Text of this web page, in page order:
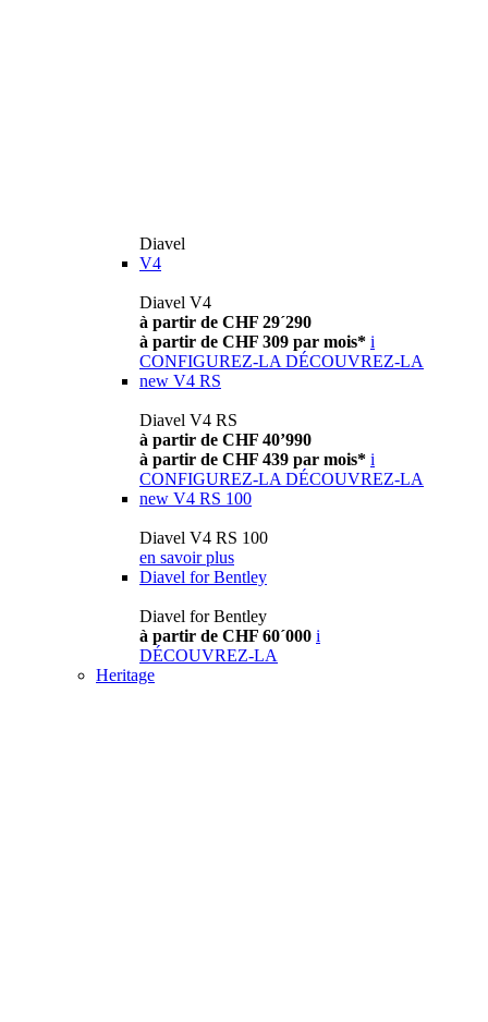
Diavel
V4
Diavel V4
à partir de CHF 29´290
à partir de CHF 309 par mois* i
CONFIGUREZ-LA DÉCOUVREZ-LA
new V4 RS
Diavel V4 RS
à partir de CHF 40’990
à partir de CHF 439 par mois* i
CONFIGUREZ-LA DÉCOUVREZ-LA
new V4 RS 100
Diavel V4 RS 100
en savoir plus
Diavel for Bentley
Diavel for Bentley
à partir de CHF 60´000 i
DÉCOUVREZ-LA
Heritage